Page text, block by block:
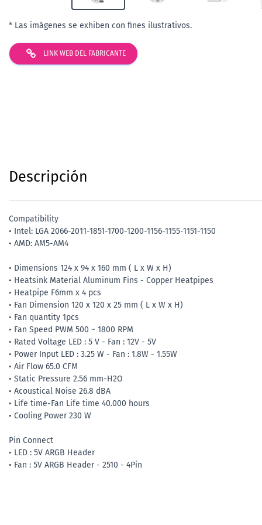
* Las imágenes se exhiben con fines ilustrativos.
LINK WEB DEL FABRICANTE
Descripción
Compatibility
• Intel: LGA 2066-2011-1851-1700-1200-1156-1155-1151-1150
• AMD: AM5-AM4
• Dimensions 124 x 94 x 160 mm ( L x W x H)
• Heatsink Material Aluminum Fins - Copper Heatpipes
• Heatpipe F6mm x 4 pcs
• Fan Dimension 120 x 120 x 25 mm ( L x W x H)
• Fan quantity 1pcs
• Fan Speed PWM 500 ~ 1800 RPM
• Rated Voltage LED : 5 V - Fan : 12V - 5V
• Power Input LED : 3.25 W - Fan : 1.8W - 1.55W
• Air Flow 65.0 CFM
• Static Pressure 2.56 mm-H2O
• Acoustical Noise 26.8 dBA
• Life time-Fan Life time 40.000 hours
• Cooling Power 230 W
Pin Connect
• LED : 5V ARGB Header
• Fan : 5V ARGB Header - 2510 - 4Pin